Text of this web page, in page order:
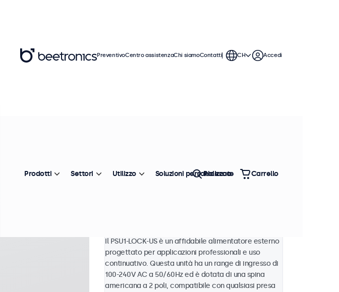
Informazioni sul prodotto
Il PSU1-LOCK-US è un affidabile alimentatore esterno
progettato per applicazioni professionali e uso
continuativo. Questa unità ha un range di ingresso di
100-240V AC a 50/60Hz ed è dotata di una spina
americana a 2 poli, compatibile con qualsiasi presa
PreventivoCentro assistenzaChi siamoContatti CH Accedi
Prodotti Settori Utilizzo Soluzioni personalizzate
Ricerca Carrello